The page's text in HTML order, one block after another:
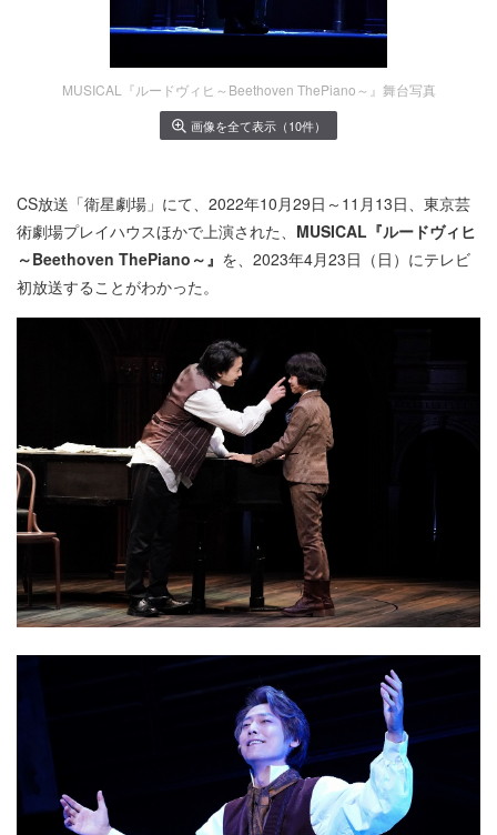
MUSICAL『ルードヴィヒ～Beethoven ThePiano～』舞台写真
画像を全て表示（10件）
CS放送「衛星劇場」にて、2022年10月29日～11月13日、東京芸
術劇場プレイハウスほかで上演された、 MUSICAL『ルードヴィヒ
～Beethoven ThePiano～』 を、2023年4月23日（日）にテレビ
初放送することがわかった。